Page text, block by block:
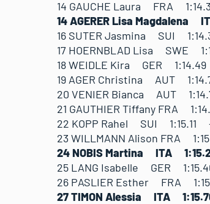
14 GAUCHE Laura FRA
14 AGERER Lisa Magdalena
16 SUTER Jasmina SUI
17 HOERNBLAD Lisa SWE
18 WEIDLE Kira GER
19 AGER Christina AUT
20 VENIER Bianca AUT
21 GAUTHIER Tiffany FRA
22 KOPP Rahel SUI 1:15.11
23 WILLMANN Alison FRA
24 NOBIS Martina ITA
25 LANG Isabelle GER
26 PASLIER Esther FRA
27 TIMON Alessia ITA